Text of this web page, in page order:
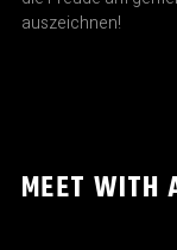
auszeichnen!
MEET WITH